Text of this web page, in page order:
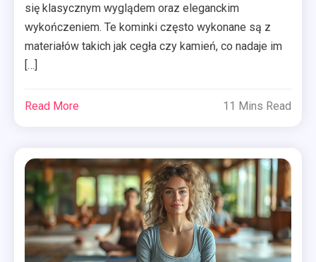
się klasycznym wyglądem oraz eleganckim
wykończeniem. Te kominki często wykonane są z
materiałów takich jak cegła czy kamień, co nadaje im
[…]
Read More 11 Mins Read